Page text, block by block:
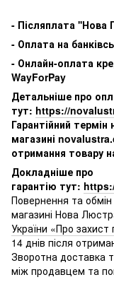
- Післяплата ''Нова
- Оплата на
- Онлайн-оплата
WayForPay
Детальніше про
тут: https://
Гарантійний
магазині
отримання товару
Докладніше про
гарантію тут:
Повернення та
магазині Нова
України «Про
14 днів після
Зворотна доставка
між продавцем та